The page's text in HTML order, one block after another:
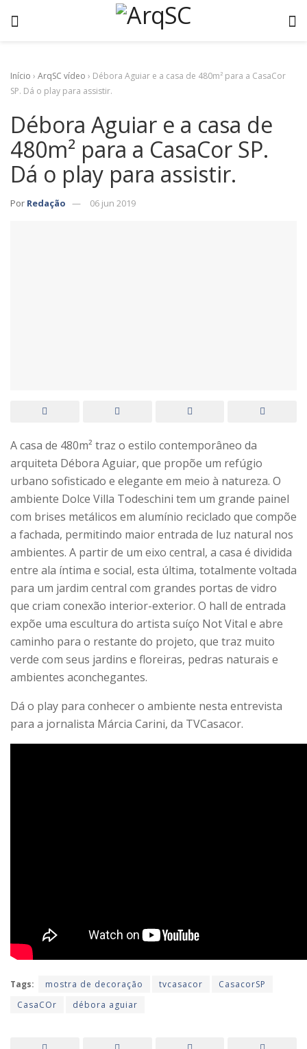
Início › ArqSC vídeo › Débora Aguiar e a casa de 480m² para a CasaCor
SP. Dá o play para assistir.
Débora Aguiar e a casa de
480m² para a CasaCor SP.
Dá o play para assistir.
Por Redação 06 jun 2019
A casa de 480m² traz o estilo contemporâneo da
arquiteta Débora Aguiar, que propõe um refúgio
urbano sofisticado e elegante em meio à natureza. O
ambiente Dolce Villa Todeschini tem um grande painel
com brises metálicos em alumínio reciclado que compõe
a fachada, permitindo maior entrada de luz natural nos
ambientes. A partir de um eixo central, a casa é dividida
entre ala íntima e social, esta última, totalmente voltada
para um jardim central com grandes portas de vidro
que criam conexão interior-exterior. O hall de entrada
expõe uma escultura do artista suíço Not Vital e abre
caminho para o restante do projeto, que traz muito
verde com seus jardins e floreiras, pedras naturais e
ambientes aconchegantes.
Dá o play para conhecer o ambiente nesta entrevista
para a jornalista Márcia Carini, da TVCasacor.
Tags: mostra de decoração tvcasacor
CasacorSP
CasaCOr
débora aguiar